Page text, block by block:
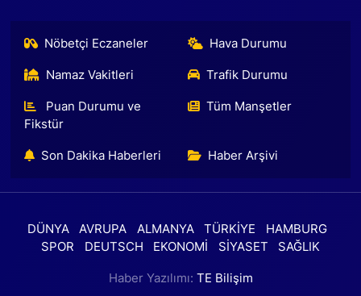
Nöbetçi Eczaneler Hava Durumu
Namaz Vakitleri Trafik Durumu
Puan Durumu ve
Fikstür
Tüm Manşetler
Son Dakika Haberleri Haber Arşivi
DÜNYA AVRUPA ALMANYA TÜRKİYE
HAMBURG
SPOR
DEUTSCH EKONOMİ SİYASET SAĞLIK
Haber Yazılımı: TE Bilişim